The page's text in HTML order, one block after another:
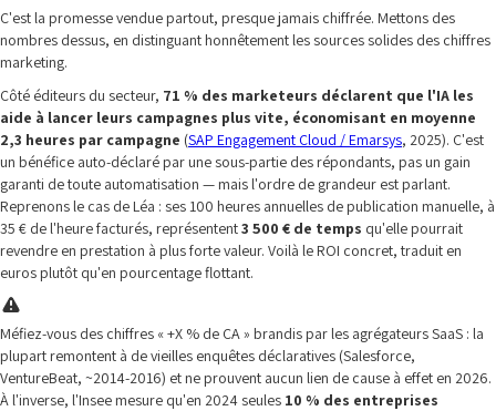
C'est la promesse vendue partout, presque jamais chiffrée. Mettons des
nombres dessus, en distinguant honnêtement les sources solides des chiffres
marketing.
Côté éditeurs du secteur, 71 % des marketeurs déclarent que l'IA les
aide à lancer leurs campagnes plus vite, économisant en moyenne
2,3 heures par campagne (SAP Engagement Cloud / Emarsys, 2025). C'est
un bénéfice auto-déclaré par une sous-partie des répondants, pas un gain
garanti de toute automatisation — mais l'ordre de grandeur est parlant.
Reprenons le cas de Léa : ses 100 heures annuelles de publication manuelle, à
35 € de l'heure facturés, représentent3 500 € de temps qu'elle pourrait
revendre en prestation à plus forte valeur. Voilà le ROI concret, traduit en
euros plutôt qu'en pourcentage flottant.
Méfiez-vous des chiffres « +X % de CA » brandis par les agrégateurs SaaS : la
plupart remontent à de vieilles enquêtes déclaratives (Salesforce,
VentureBeat, ~2014-2016) et ne prouvent aucun lien de cause à effet en 2026.
À l'inverse, l'Insee mesure qu'en 2024 seules 10 % des entreprises